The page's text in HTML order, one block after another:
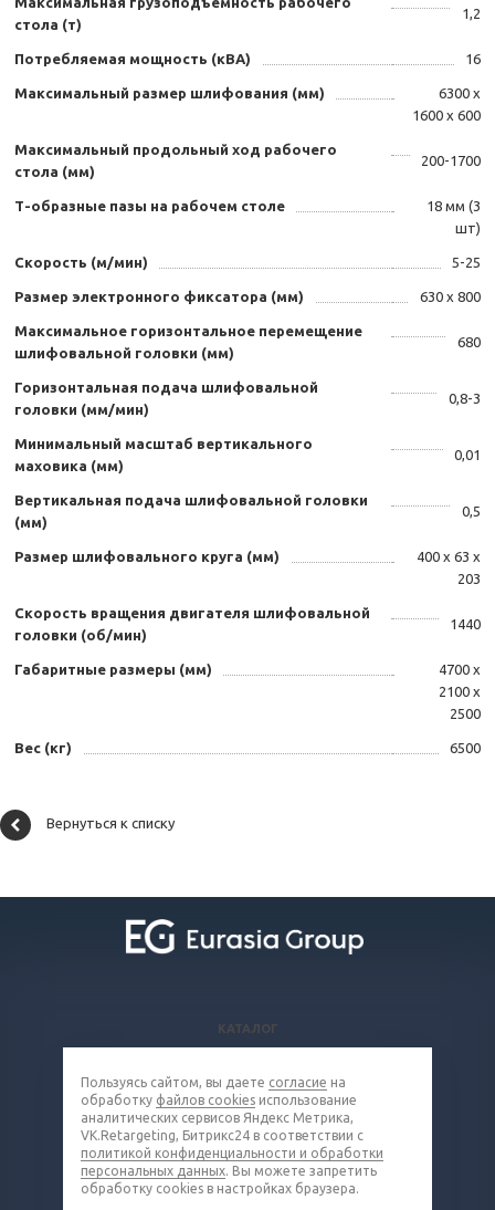
стола (т)
1,2
Потребляемая мощность (кВА) 16
Максимальный размер шлифования (мм)
6300 x
1600 x 600
Максимальный продольный ход рабочего
стола (мм)
200-1700
Т-образные пазы на рабочем столе
18 мм (3
шт)
Скорость (м/мин) 5-25
Размер электронного фиксатора (мм) 630 x 800
Максимальное горизонтальное перемещение
шлифовальной головки (мм)
680
Горизонтальная подача шлифовальной
головки (мм/мин)
0,8-3
Минимальный масштаб вертикального
маховика (мм)
0,01
Вертикальная подача шлифовальной головки
(мм)
0,5
Размер шлифовального круга (мм)
400 x 63 x
203
Скорость вращения двигателя шлифовальной
головки (об/мин)
1440
Габаритные размеры (мм)
4700 x
2100 x
2500
Вес (кг) 6500
Вернуться к списку
КАТАЛОГ
КОМПАНИЯ
КОНТАКТЫ
8 (800) 302-16-85
metall@eq-mail.ru
Пользуясь сайтом, вы даете согласие на
обработку файлов cookies использование
аналитических сервисов Яндекс Метрика,
VK.Retargeting, Битрикс24 в соответствии с
политикой конфиденциальности и обработки
персональных данных. Вы можете запретить
обработку cookies в настройках браузера.